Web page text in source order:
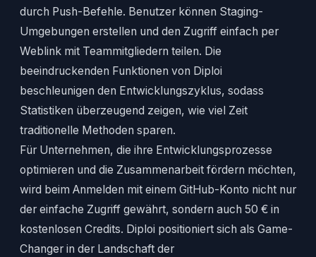
durch Push-Befehle. Benutzer können Staging-
Umgebungen erstellen und den Zugriff einfach per
Weblink mit Teammitgliedern teilen. Die
beeindruckenden Funktionen von Diploi
beschleunigen den Entwicklungszyklus, sodass
Statistiken überzeugend zeigen, wie viel Zeit
traditionelle Methoden sparen.
Für Unternehmen, die ihre Entwicklungsprozesse
optimieren und die Zusammenarbeit fördern möchten,
wird beim Anmelden mit einem GitHub-Konto nicht nur
der einfache Zugriff gewährt, sondern auch 50 € in
kostenlosen Credits. Diploi positioniert sich als Game-
Changer in der Landschaft der